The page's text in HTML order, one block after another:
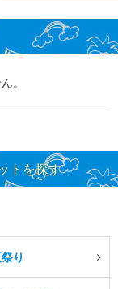
。
トを探す
り